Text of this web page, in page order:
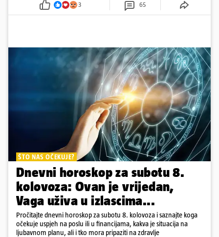
3 65
ŠTO NAS OČEKUJE?
Dnevni horoskop za subotu 8.
kolovoza: Ovan je vrijedan,
Vaga uživa u izlascima...
Pročitajte dnevni horoskop za subotu 8. kolovoza i saznajte koga
očekuje uspjeh na poslu ili u financijama, kakva je situacija na
ljubavnom planu, ali i tko mora pripaziti na zdravlje